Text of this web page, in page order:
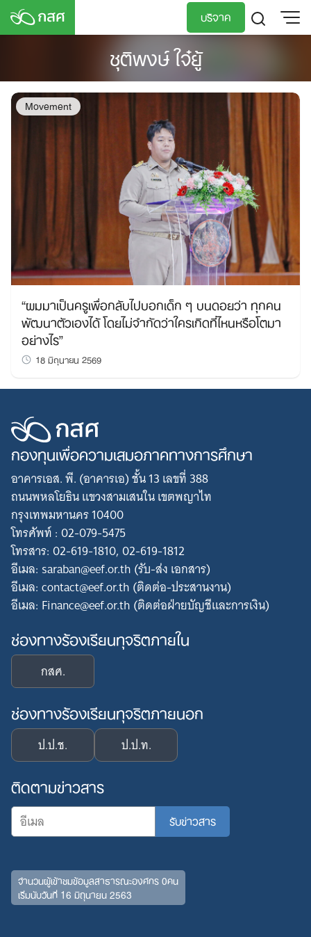
Skip
บริจาค
ชุติพงษ์ ใจ๋ยู้
Movement
“ผมมาเป็นครูเพื่อกลับไปบอกเด็ก ๆ บนดอยว่า ทุกคน
พัฒนาตัวเองได้ โดยไม่จำกัดว่าใครเกิดที่ไหนหรือโตมา
อย่างไร”
18 มิถุนายน 2569
กองทุนเพื่อความเสมอภาคทางการศึกษา
อาคารเอส. พี. (อาคารเอ) ชั้น 13 เลขที่ 388
ถนนพหลโยธิน แขวงสามเสนใน เขตพญาไท
กรุงเทพมหานคร 10400
โทรศัพท์ : 02-079-5475
โทรสาร: 02-619-1810, 02-619-1812
อีเมล: saraban@eef.or.th (รับ-ส่ง เอกสาร)
อีเมล: contact@eef.or.th (ติดต่อ-ประสานงาน)
อีเมล: Finance@eef.or.th (ติดต่อฝ่ายบัญชีและการเงิน)
ช่องทางร้องเรียนทุจริตภายใน
กสศ.
ช่องทางร้องเรียนทุจริตภายนอก
ป.ป.ช. ป.ป.ท.
ติดตามข่าวสาร
จำนวนผู้เข้าชมข้อมูลสาธารณะองค์กร 0คน
เริ่มนับวันที่ 16 มิถุนายน 2563